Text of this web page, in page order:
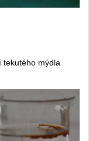
tekutého mýdla